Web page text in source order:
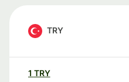
TRY
1 TRY